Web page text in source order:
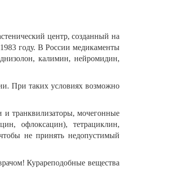
центр, созданный на
году. В России медикаменты
калимин, нейромидин,
При таких условиях возможно
и транквилизаторы, мочегонные
офлоксацин), тетрациклин,
не принять недопустимый
Курареподобные вещества